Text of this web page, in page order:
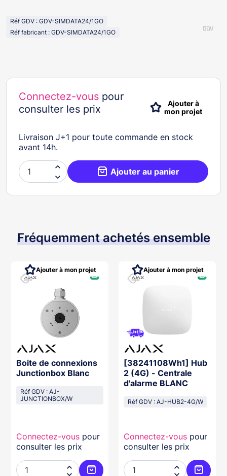
Réf GDV : GDV-SIMDATA24/1GO
Réf fabricant : GDV-SIMDATA24/1GO
Connectez-vous pour
consulter les prix
Ajouter à
mon projet
Livraison J+1 pour toute commande en stock
avant 14h.

 Ajouter au panier
Fréquemment achetés ensemble
Boite de connexions
Junctionbox Blanc
Réf GDV : AJ-
JUNCTIONBOX/W
Connectez-vous pour
consulter les prix

Ajouter à mon projet
[38241108Wh1] Hub
2 (4G) - Centrale
d'alarme BLANC
Réf GDV : AJ-HUB2-4G/W
Connectez-vous pour
consulter les prix

Ajouter à mon projet